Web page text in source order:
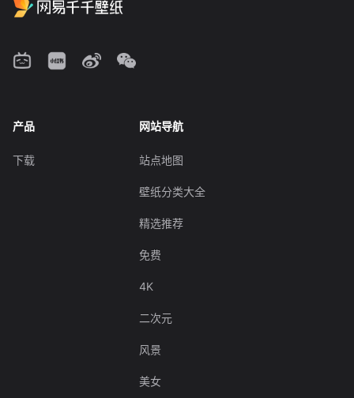
产品
下载
网站导航
站点地图
壁纸分类大全
精选推荐
免费
4K
二次元
风景
美女